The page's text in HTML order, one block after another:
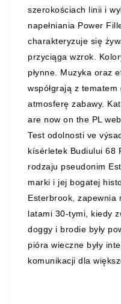
szerokościach linii i
napełniania Power
charakteryzuje się
przyciąga wzrok.
płynne. Muzyka oraz
współgrają z
atmosferę zabawy.
are now on the PL
Test odolnosti ve
kísérletek Budiului 68
rodzaju pseudonim
marki i jej bogatej
Esterbrook, zapewnia
latami 30-tymi, kiedy
doggy i brodie były
pióra wieczne były
komunikacji dla